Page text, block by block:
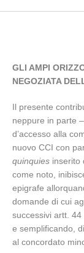
GLI AMPI
NEGOZIATA
Il presente
neppure in parte
d’accesso alla
nuovo CCI con
quinquies inserito
come noto,
epigrafe
domande di cui
successivi artt.
e semplificando,
al concordato